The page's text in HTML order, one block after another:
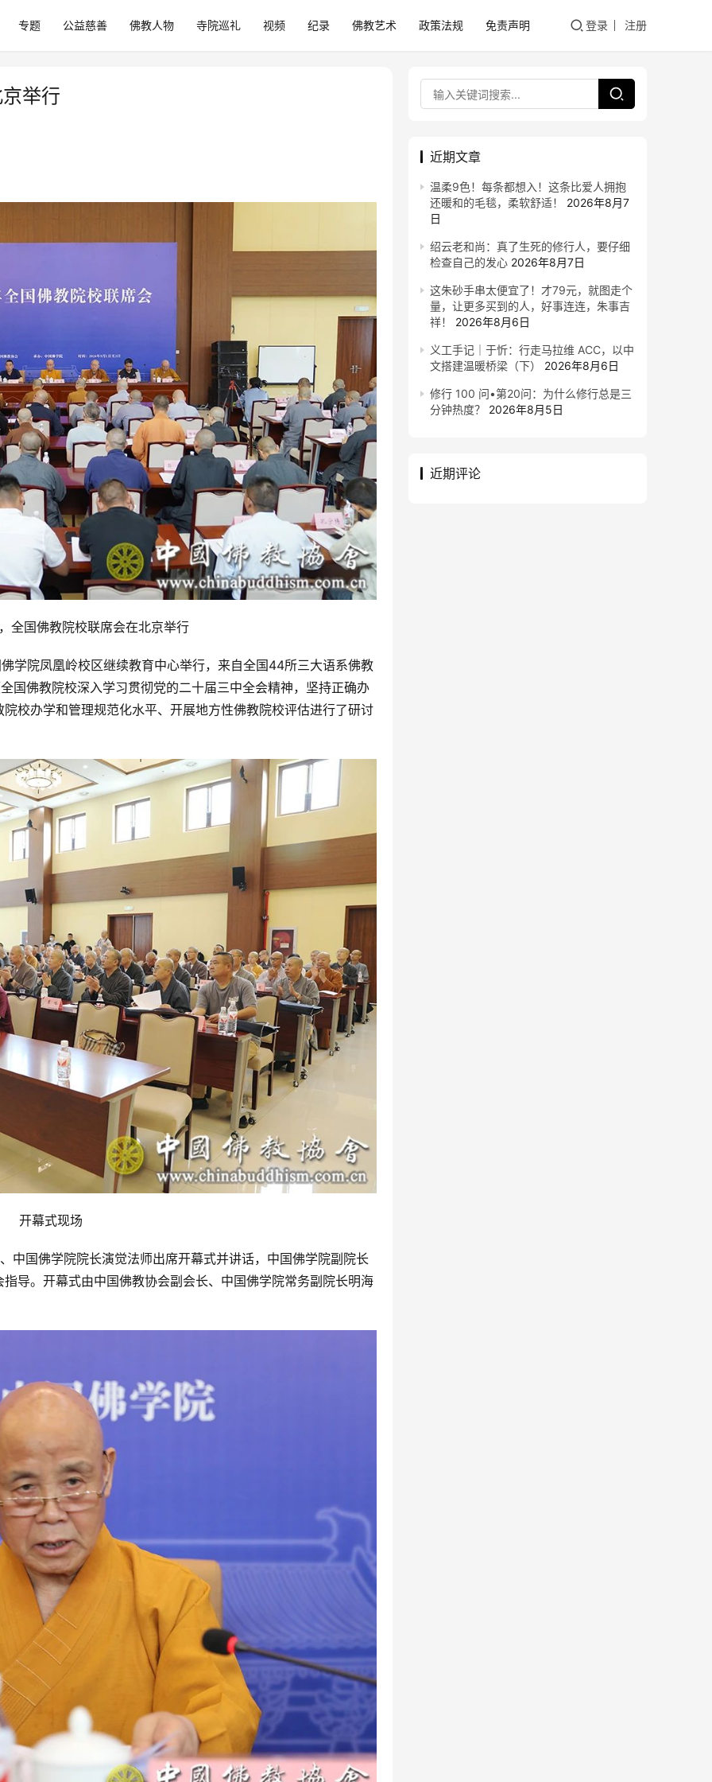
专题 公益慈善 佛教人物 寺院巡礼 视频 纪录 佛教艺术 政策法规 免责声明 登录 注册
举行
全国佛教院校联席会在北京举行
学院凤凰岭校区继续教育中心举行，来自全国44所三大语系佛教
国佛教院校深入学习贯彻党的二十届三中全会精神，坚持正确办
校办学和管理规范化水平、开展地方性佛教院校评估进行了研讨
开幕式现场
中国佛学院院长演觉法师出席开幕式并讲话，中国佛学院副院长
导。开幕式由中国佛教协会副会长、中国佛学院常务副院长明海
近期文章
温柔9色！每条都想入！这条比爱人拥抱
还暖和的毛毯，柔软舒适！
2026年8月7
日
绍云老和尚：真了生死的修行人，要仔细
检查自己的发心 2026年8月7日
这朱砂手串太便宜了！才79元，就图走个
量，让更多买到的人，好事连连，朱事吉
祥！
2026年8月6日
义工手记｜于忻：行走马拉维 ACC，以中
文搭建温暖桥梁（下）
2026年8月6日
修行 100 问•第20问：为什么修行总是三
分钟热度？
2026年8月5日
近期评论